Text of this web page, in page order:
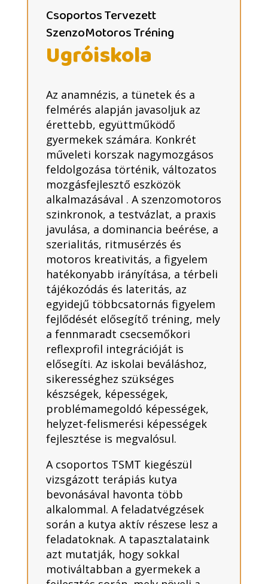
Csoportos Tervezett
SzenzoMotoros Tréning
Ugróiskola
Az anamnézis, a tünetek és a
felmérés alapján javasoljuk az
érettebb, együttműködő
gyermekek számára. Konkrét
műveleti korszak nagymozgásos
feldolgozása történik, változatos
mozgásfejlesztő eszközök
alkalmazásával . A szenzomotoros
szinkronok, a testvázlat, a praxis
javulása, a dominancia beérése, a
szerialitás, ritmusérzés és
motoros kreativitás, a figyelem
hatékonyabb irányítása, a térbeli
tájékozódás és lateritás, az
egyidejű többcsatornás figyelem
fejlődését elősegítő tréning, mely
a fennmaradt csecsemőkori
reflexprofil integrációját is
elősegíti. Az iskolai beváláshoz,
sikerességhez szükséges
készségek, képességek,
problémamegoldó képességek,
helyzet-felismerési képességek
fejlesztése is megvalósul.
A csoportos TSMT kiegészül
vizsgázott terápiás kutya
bevonásával havonta több
alkalommal. A feladatvégzések
során a kutya aktív részese lesz a
feladatoknak. A tapasztalataink
azt mutatják, hogy sokkal
motiváltabban a gyermekek a